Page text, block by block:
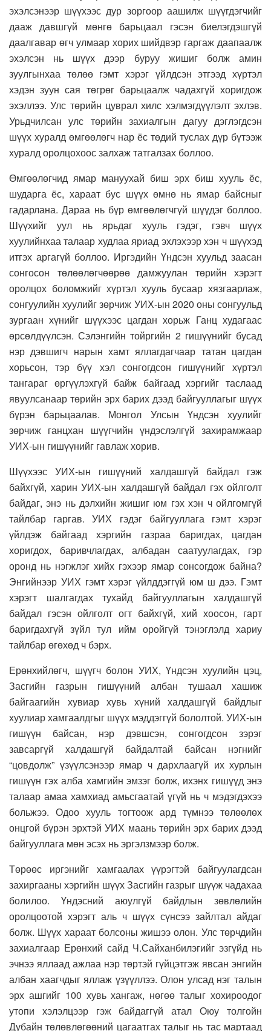
эхэлсэнээр шүүхээс дур зоргоор аашилж шүүгдэгчийг
дааж давшгүй мөнгө барьцаал гэсэн биелэгдэшгүй
даалгавар өгч улмаар хорих шийдвэр гаргаж даапаалж
эхэлсэн нь шүүх дээр буруу жишиг болж амин
зуулгынхаа төлөө гэмт хэрэг үйлдсэн этгээд хүртэл
хэдэн зуун сая төгрөг барьцаалж чадахгүй хоригдож
эхэллээ. Улс төрийн цуврал хилс хэлмэгдүүлэлт эхлэв.
Урьдчилсан улс төрийн захиалгын дагуу дэглэгдсэн
шүүх хуралд өмгөөлөгч нар ёс төдий туслах дүр бүтээж
хуралд оролцохоос залхаж татгалзах боллоо.
Өмгөөлөгчид ямар мануухай биш эрх биш хууль ёс,
шударга ёс, хараат бус шүүх өмнө нь ямар байсныг
гадарлана. Дараа нь бүр өмгөөлөгчгүй шүүдэг боллоо.
Шүүхийг уул нь ярьдаг хууль гэдэг, гэвч шүүх
хуулийнхаа талаар худлаа яриад эхлэхээр хэн ч шүүхэд
итгэх аргагүй боллоо. Иргэдийн Үндсэн хуульд заасан
сонгосон төлөөлөгчөөрөө дамжуулан төрийн хэрэгт
оролцох боломжийг хүртэл хууль бусаар хязгаарлаж,
сонгуулийн хуулийг зөрчиж УИХ-ын 2020 оны сонгуульд
зургаан хүнийг шүүхээс цагдан хорьж Ганц худагаас
өрсөлдүүлсэн. Сэлэнгийн тойргийн 2 гишүүнийг бусад
нэр дэвшигч нарын хамт яллагдагчаар татан цагдан
хорьсон, тэр бүү хэл сонгогдсон гишүүнийг хүртэл
тангараг өргүүлэхгүй байж байгаад хэргийг таслаад
явуулсанаар төрийн эрх барих дээд байгууллагыг шүүх
бүрэн барьцаалав. Монгол Улсын Үндсэн хуулийг
зөрчиж ганцхан шүүгчийн үндэслэлгүй захирамжаар
УИХ-ын гишүүнийг гавлаж хорив.
Шүүхээс УИХ-ын гишүүний халдашгүй байдал гэж
байхгүй, харин УИХ-ын халдашгүй байдал гэх ойлголт
байдаг, энэ нь дэлхийн жишиг юм гэх хэн ч ойлгомгүй
тайлбар гаргав. УИХ гэдэг байгууллага гэмт хэрэг
үйлдэж байгаад хэргийн газраа баригдах, цагдан
хоригдох, баривчлагдах, албадан саатуулагдах, гэр
оронд нь нэгжлэг хийх гэхээр ямар сонсогдож байна?
Энгийнээр УИХ гэмт хэрэг үйлддэггүй юм ш дээ. Гэмт
хэрэгт шалгагдах тухайд байгууллагын халдашгүй
байдал гэсэн ойлголт огт байхгүй, хий хоосон, гарт
баригдахгүй зүйл тул ийм оройгүй тэнэглэлд хариу
тайлбар өгөхөд ч бэрх.
Ерөнхийлөгч, шүүгч болон УИХ, Үндсэн хуулийн цэц,
Засгийн газрын гишүүний албан тушаал хашиж
байгаагийн хувиар хувь хүний халдашгүй байдлыг
хуулиар хамгаалдгыг шүүх мэддэггүй бололтой. УИХ-ын
гишүүн байсан, нэр дэвшсэн, сонгогдсон зэрэг
завсаргүй халдашгүй байдалтай байсан нэгнийг
“цовдолж” үзүүлсэнээр ямар ч дархлаагүй их хурлын
гишүүн гэх алба хамгийн эмзэг болж, ихэнх гишүүд энэ
талаар амаа хамхиад амьсгаатай үгүй нь ч мэдэгдэхээ
больжээ. Одоо хууль тогтоож ард түмнээ төлөөлөх
онцгой бүрэн эрхтэй УИХ маань төрийн эрх барих дээд
байгууллага мөн эсэх нь эргэлзмээр болж.
Төрөөс иргэнийг хамгаалах үүрэгтэй байгуулагдсан
захиргааны хэргийн шүүх Засгийн газрыг шүүж чадахаа
болилоо. Үндэсний аюулгүй байдлын зөвлөлийн
оролцоотой хэрэгт аль ч шүүх сүнсээ зайлтал айдаг
болж. Шүүх хараат болсоны жишээ олон. Улс төрчдийн
захиалгаар Ерөнхий сайд Ч.Сайханбилэгийг эзгүйд нь
эчнээ яллаад ажлаа нэр төртэй гүйцэтгэж явсан энгийн
албан хаагчдыг яллаж үзүүллээ. Олон улсад нэг талын
эрх ашгийг 100 хувь хангаж, нөгөө талыг хохироодог
утопи хэлэлцээр гэж байдаггүй атал Оюу толгойн
Дубайн төлөвлөгөөний цагаатгах талыг нь тас мартаад